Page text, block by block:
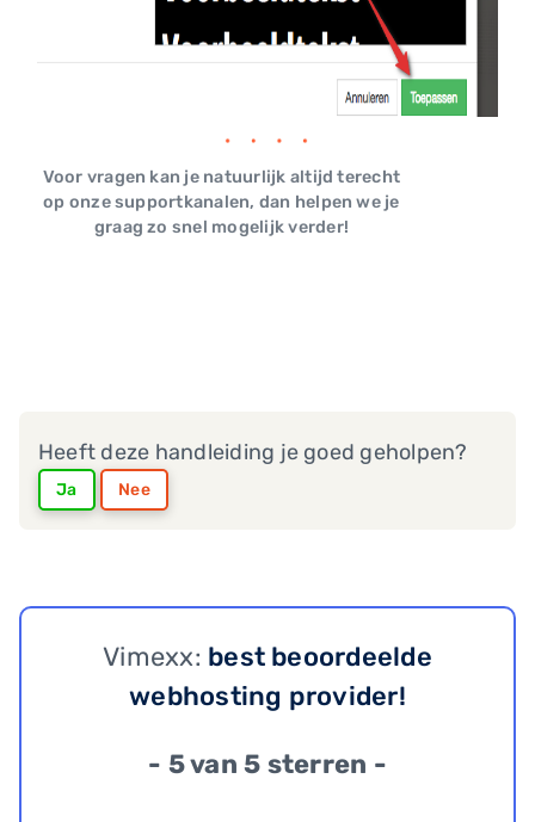
Voor vragen kan je natuurlijk altijd terecht
op onze supportkanalen, dan helpen we je
graag zo snel mogelijk verder!
Heeft deze handleiding je goed geholpen?
Ja Nee
Vimexx: best beoordeelde
webhosting provider!
- 5 van 5 sterren -